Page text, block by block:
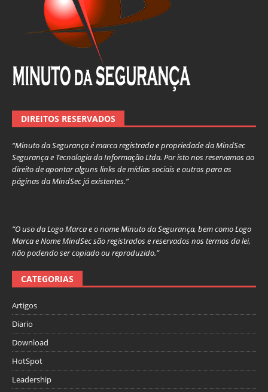
DIREITOS RESERVADOS
“Minuto da Segurança é marca registrada e propriedade da MindSec
Segurança e Tecnologia da Informação Ltda. Por isto nos reservamos ao
direito de apontar alguns links de mídias sociais e outros para as
páginas da MindSec já existentes.”
“O uso da Logo Marca e o nome Minuto da Segurança, bem como Logo
Marca e Nome MindSec são registrados e reservados nos termos da lei,
não podendo ser copiado ou reproduzido.”
CATEGORIAS
Artigos
Diario
Download
HotSpot
Leadership